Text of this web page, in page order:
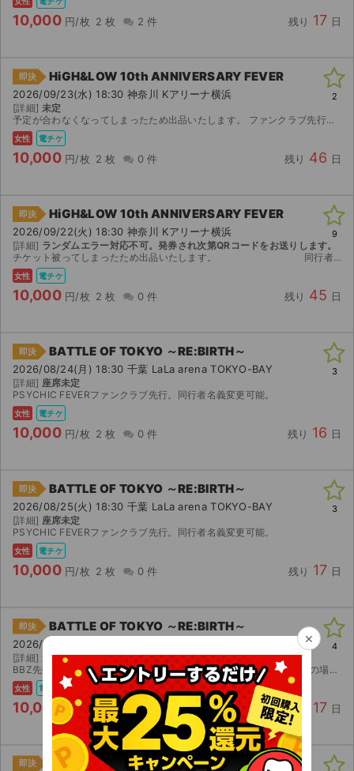
10,000 円/枚 2 枚 2 件 残り 17 日
即決 HiGH&LOW 10th ANNIVERSARY FEVER
2026/09/23(水) 18:30 神奈川 Kアリーナ横浜
[詳細] 未定
予定が合わなくなってしまったため出品いたします。 ファンクラブ先行で当選したチケットです。 【お渡し方法】 電子チケット（チケットぴあ／イープラス）にて分配いたします。 分配可能になり次第、取...
女性 電チケ
10,000 円/枚 2 枚 0 件 残り 46 日
2
即決 HiGH&LOW 10th ANNIVERSARY FEVER
2026/09/22(火) 18:30 神奈川 Kアリーナ横浜
[詳細] ランダムエラー対応不可。発券され次第QRコードをお送りします。
チケット被ってしまったため出品いたします。 同行者分の変更可能です。 ファンクラブ先行で当選したチケットです。 【お渡し方法】 電子チケットにて分配いたします。 分配...
女性 電チケ
10,000 円/枚 2 枚 0 件 残り 45 日
9
即決 BATTLE OF TOKYO ～RE:BIRTH～
2026/08/24(月) 18:30 千葉 LaLa arena TOKYO-BAY
[詳細] 座席未定
PSYCHIC FEVERファンクラブ先行。同行者名義変更可能。
女性 電チケ
10,000 円/枚 2 枚 0 件 残り 16 日
3
即決 BATTLE OF TOKYO ～RE:BIRTH～
2026/08/25(火) 18:30 千葉 LaLa arena TOKYO-BAY
[詳細] 座席未定
PSYCHIC FEVERファンクラブ先行。同行者名義変更可能。
女性 電チケ
10,000 円/枚 2 枚 0 件 残り 17 日
3
即決 BATTLE OF TOKYO ～RE:BIRTH～
2026/08/25(火) 18:30 千葉 LaLa arena TOKYO-BAY
[詳細]
座席未定 （重複なし）
BBZ先行チケットです！ 同行者名義変更可、エラー対応不可。 中止の場合のみ返金いたします。
女性 電チケ
10,000 円/枚 2 枚 0 件 残り 17 日
4
即決 BATTLE OF TOKYO ～RE:BIRTH～
×